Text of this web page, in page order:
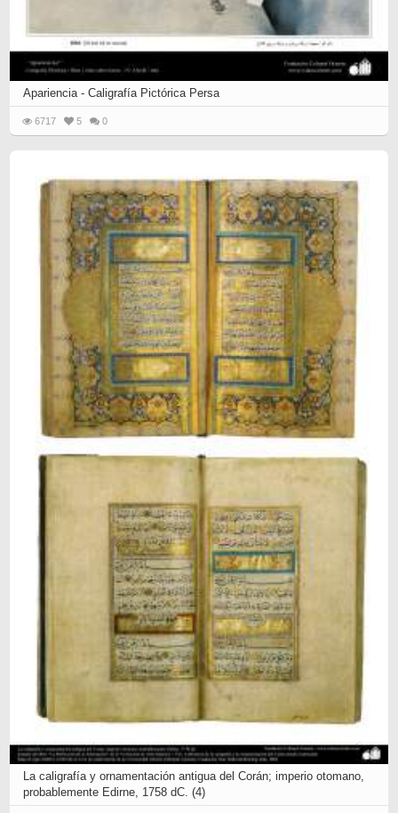
Apariencia - Caligrafía Pictórica Persa
6717 5 0
La caligrafía y ornamentación antigua del Corán; imperio otomano,
probablemente Edirne, 1758 dC. (4)